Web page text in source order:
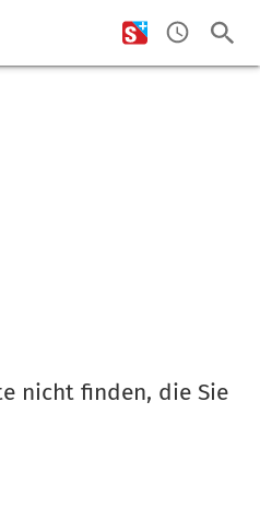
nicht finden, die Sie